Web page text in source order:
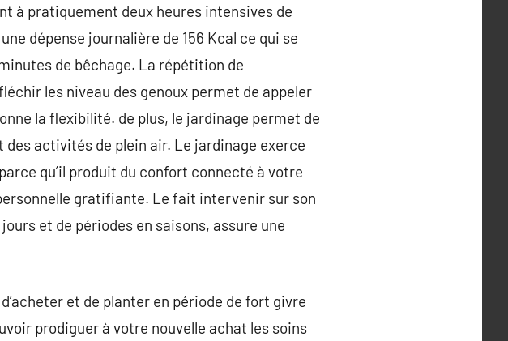
à pratiquement deux heures intensives de
dépense journalière de 156 Kcal ce qui se
de bêchage. La répétition de
les niveau des genoux permet de appeler
la flexibilité. de plus, le jardinage permet de
activités de plein air. Le jardinage exerce
qu’il produit du confort connecté à votre
gratifiante. Le fait intervenir sur son
et de périodes en saisons, assure une
et de planter en période de fort givre
prodiguer à votre nouvelle achat les soins